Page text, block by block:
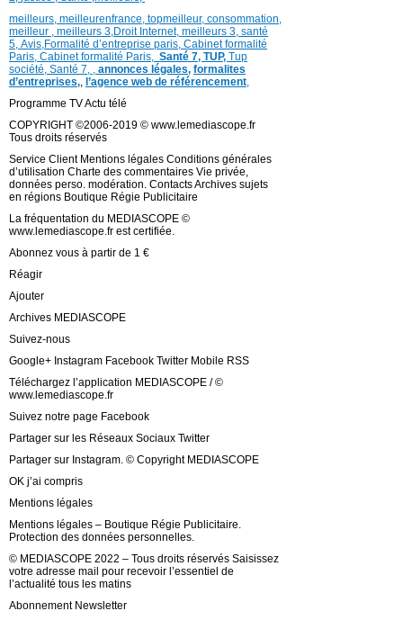
meilleurs, meilleurenfrance, topmeilleur, consommation,
meilleur , meilleurs 3,Droit Internet, meilleurs 3, santé
5, Avis,Formalité d’entreprise paris, Cabinet formalité
Paris, Cabinet formalité Paris, Santé 7, TUP, Tup
société, Santé 7, , annonces légales, formalites
d’entreprises,, l’agence web de référencement,
Programme TV Actu télé
COPYRIGHT ©2006-2019 © www.lemediascope.fr
Tous droits réservés
Service Client Mentions légales Conditions générales
d’utilisation Charte des commentaires Vie privée,
données perso. modération. Contacts Archives sujets
en régions Boutique Régie Publicitaire
La fréquentation du MEDIASCOPE ©
www.lemediascope.fr est certifiée.
Abonnez vous à partir de 1 €
Réagir
Ajouter
Archives MEDIASCOPE
Suivez-nous
Google+ Instagram Facebook Twitter Mobile RSS
Téléchargez l’application MEDIASCOPE / ©
www.lemediascope.fr
Suivez notre page Facebook
Partager sur les Réseaux Sociaux Twitter
Partager sur Instagram. © Copyright MEDIASCOPE
OK j’ai compris
Mentions légales
Mentions légales – Boutique Régie Publicitaire.
Protection des données personnelles.
© MEDIASCOPE 2022 – Tous droits réservés Saisissez
votre adresse mail pour recevoir l’essentiel de
l’actualité tous les matins
Abonnement Newsletter